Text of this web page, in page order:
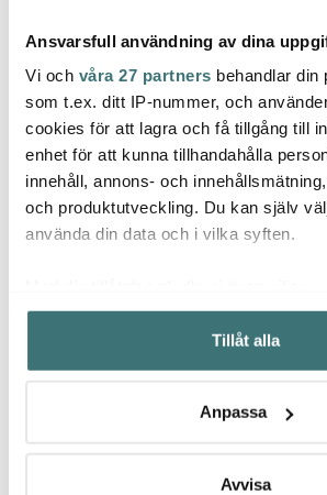
Ansvarsfull användning av dina
Vi och våra 27 partners behandlar din
som t.ex. ditt IP-nummer, och
cookies för att lagra och få tillgång till
enhet för att kunna tillhandahålla
innehåll, annons- och
och produktutveckling. Du kan själv
använda din data och i vilka syften.
Samla in information om din
kan ha en noggrannhet på upp till
Identifiera din enhet genom att
Ta reda på mer om hur dina personliga
Du kan ändra eller dra tillbaka ditt
Tillåt alla
Anpassa
Avvisa
Villeroy & Boch
Toy's Delight bestickset
med julmotiv 30 delar
stål
2989 kr
Villeroy &
Mariefleur
cl
164 kr
Låt dig inspireras av